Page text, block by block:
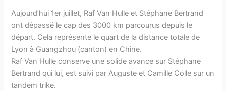
Aujourd’hui 1er juillet, Raf Van Hulle et Stéphane Bertrand
ont dépassé le cap des 3000 km parcourus depuis le
départ. Cela représente le quart de la distance totale de
Lyon à Guangzhou (canton) en Chine.
Raf Van Hulle conserve une solide avance sur Stéphane
Bertrand qui lui, est suivi par Auguste et Camille Colle sur un
tandem trike.